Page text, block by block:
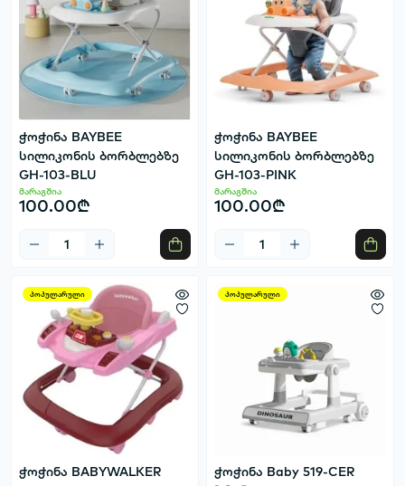
ჭოჭინა BAYBEE
სილიკონის ბორბლებზე
GH-103-BLU
მარაგშია
100.00₾
ჭოჭინა BAYBEE
სილიკონის ბორბლებზე
GH-103-PINK
მარაგშია
100.00₾
პოპულარული
ჭოჭინა BABYWALKER
პოპულარული
ჭოჭინა Baby 519-CER